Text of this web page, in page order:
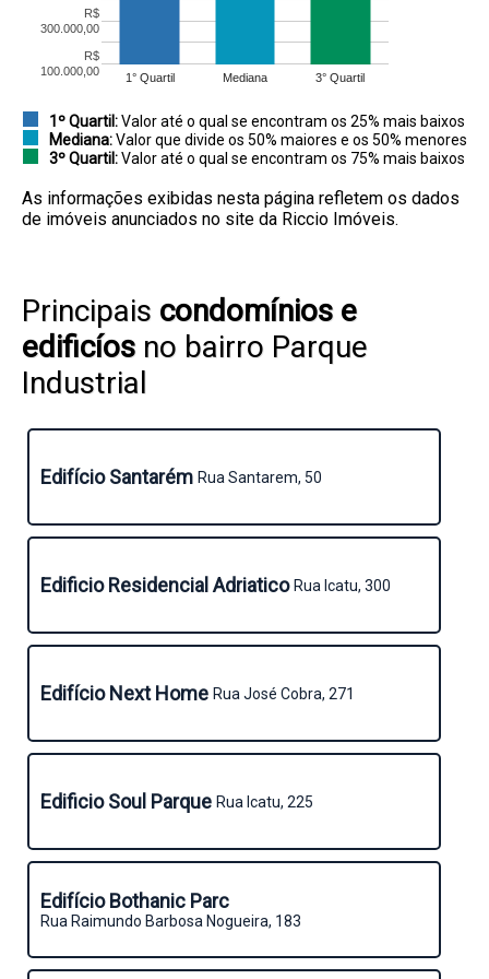
1° Quartil Mediana 3° Quartil
R$
100.000,00
R$
300.000,00
1º Quartil:Valor até o qual se encontram os 25% mais baixos
Mediana:Valor que divide os 50% maiores e os 50% menores
3º Quartil:Valor até o qual se encontram os 75% mais baixos
As informações exibidas nesta página refletem os dados
de imóveis anunciados no site da Riccio Imóveis.
Principais condomínios e
edificíos no bairro Parque
Industrial
Edifício Santarém Rua Santarem, 50
Edificio Residencial AdriaticoRua Icatu, 300
Edifício Next Home Rua José Cobra, 271
Edificio Soul Parque Rua Icatu, 225
Edifício Bothanic Parc
Rua Raimundo Barbosa Nogueira, 183